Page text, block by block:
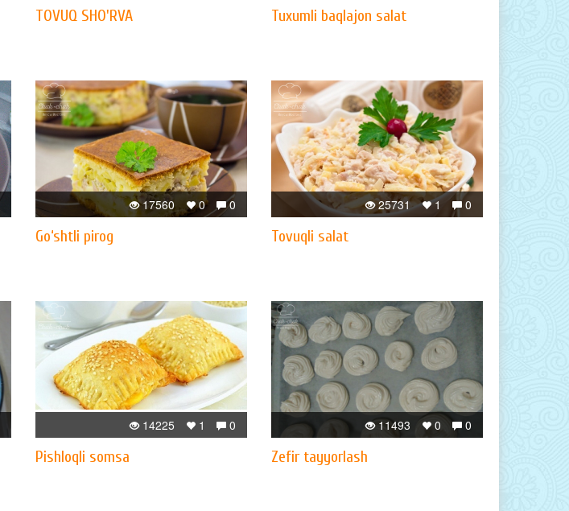
TOVUQ SHO'RVA Tuxumli baqlajon salat
0
0
17560
Go‘shtli pirog
0
1
25731
Tovuqli salat
0
1
14225
Pishloqli somsa
0
0
11493
Zefir tayyorlash